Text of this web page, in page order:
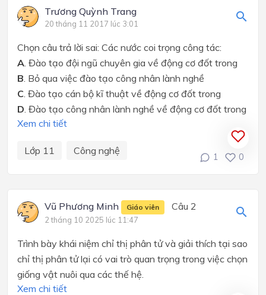
Trương Quỳnh Trang
20 tháng 11 2017 lúc 3:01
Chọn câu trả lời sai: Các nước coi trọng công tác:
A . Đào tạo đội ngũ chuyên gia về động cơ đốt trong
B . Bỏ qua việc đào tạo công nhân lành nghề
C . Đào tạo cán bộ kĩ thuật về động cơ đốt trong
D . Đào tạo công nhân lành nghề về động cơ đốt trong
Xem chi tiết
Lớp 11 Công nghệ
1 0
Vũ Phương Minh Giáo viên Câu 2
2 tháng 10 2025 lúc 11:47
Trình bày khái niệm chỉ thị phân tử và giải thích tại sao
chỉ thị phân tử lại có vai trò quan trọng trong việc chọn
giống vật nuôi qua các thế hệ.
Xem chi tiết